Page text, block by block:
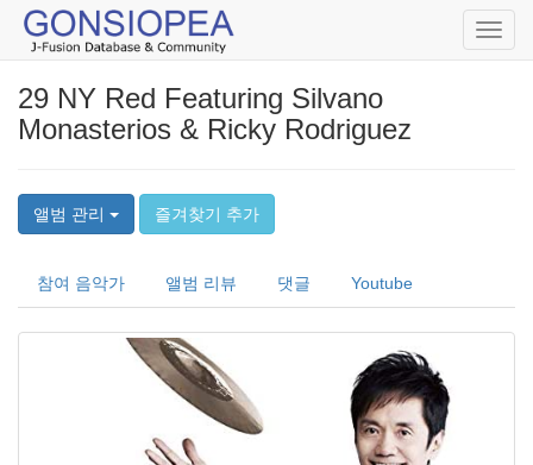
29 NY Red Featuring Silvano
Monasterios & Ricky Rodriguez
앨범 관리 즐겨찾기 추가
참여 음악가 앨범 리뷰 댓글 Youtube